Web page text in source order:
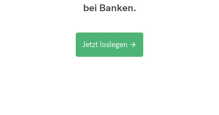
bei Banken.
Jetzt loslegen arrow_forward